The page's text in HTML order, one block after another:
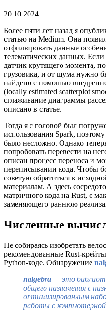
20.10.2024
Более пяти лет назад я
статью на Medium. Она
отфильтровать данные
телематических данных.
датчик крутящего момента,
грузовика, и от шума нужно
найдено с помощью
(locally estimated scatterplot
сглаживание диаграммы
описано в статье.
Тогда я с головой был
использования Spark,
было несложно. Однако
попробовать перевести на
описан процесс переноса и
переписывании кода. Чтобы
советую обратиться к
материалам. А здесь
матричного кода на Rust, с
заменяющего раннюю
Численные
Не собираясь изобретать
рекомендованные Rust-
Python-коде. Обнаружение
nalgebra — это
общего назначения с
оптимизированным
работы с компьютерной